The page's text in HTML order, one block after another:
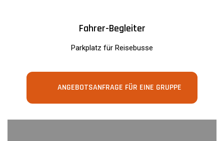
Fahrer-Begleiter
Parkplatz für Reisebusse
ANGEBOTSANFRAGE FÜR EINE GRUPPE